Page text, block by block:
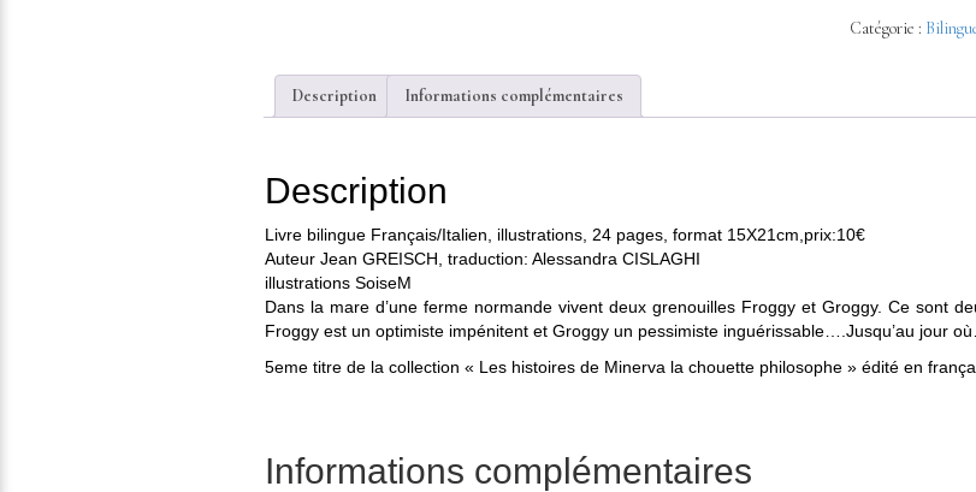
Catégorie :
Description Informations complémentaires
Description
Livre bilingue Français/Italien, illustrations, 24 pages, format 15X21cm,prix:10€
Auteur Jean GREISCH, traduction: Alessandra CISLAGHI
illustrations SoiseM
Dans la mare d’une ferme normande vivent deux grenouilles Froggy et Groggy. Ce sont
Froggy est un optimiste impénitent et Groggy un pessimiste inguérissable….Jusqu’au jour
5eme titre de la collection « Les histoires de Minerva la chouette philosophe » édité en
Informations complémentaires